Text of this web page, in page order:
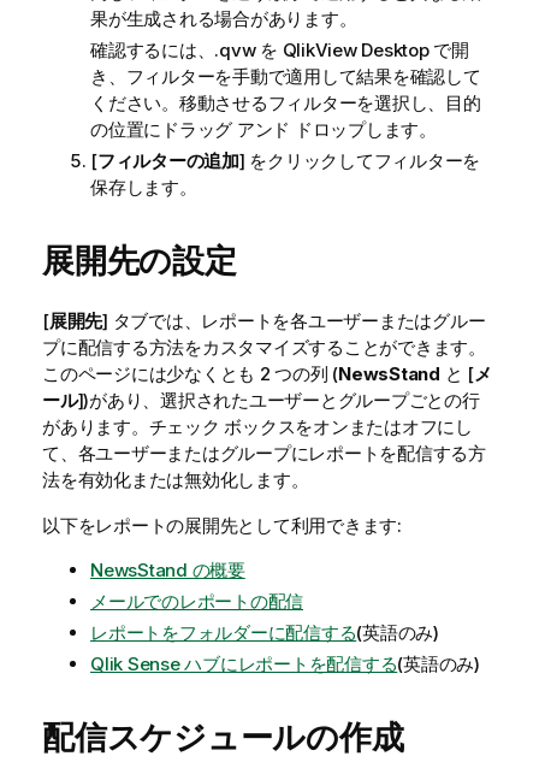
果が生成される場合があります。
確認するには、.qvw を QlikView Desktopで開
き、フィルターを手動で適用して結果を確認して
ください。移動させるフィルターを選択し、目的
の位置にドラッグ アンド ドロップします。
[フィルターの追加] をクリックしてフィルターを
保存します。
展開先の設定
[展開先] タブでは、レポートを各ユーザーまたはグルー
プに配信する方法をカスタマイズすることができます。
このページには少なくとも 2 つの列 (NewsStand と [メ
ール])があり、選択されたユーザーとグループごとの行
があります。チェック ボックスをオンまたはオフにし
て、各ユーザーまたはグループにレポートを配信する方
法を有効化または無効化します。
以下をレポートの展開先として利用できます:
NewsStand の概要
メールでのレポートの配信
レポートをフォルダーに配信する(英語のみ)
Qlik Sense ハブにレポートを配信する(英語のみ)
配信スケジュールの作成